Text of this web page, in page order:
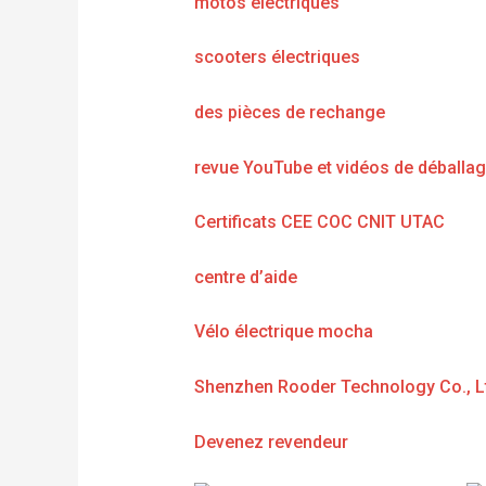
scooters électriques
des pièces de rechange
revue YouTube et vidéos de
Certificats CEE COC CNIT UTAC
centre d’aide
Vélo électrique mocha
Shenzhen Rooder Technology Co.,
Devenez revendeur